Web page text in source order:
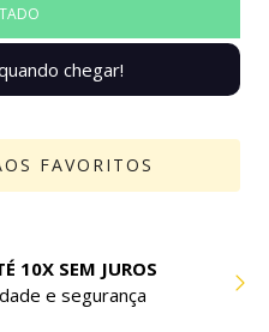
chegar!
FAVORITOS
10X SEM JUROS
e segurança